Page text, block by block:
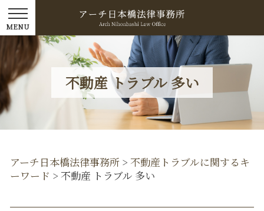
不動産 トラブル 多い
アーチ日本橋法律事務所 > 不動産トラブルに関するキ
ーワード > 不動産 トラブル 多い